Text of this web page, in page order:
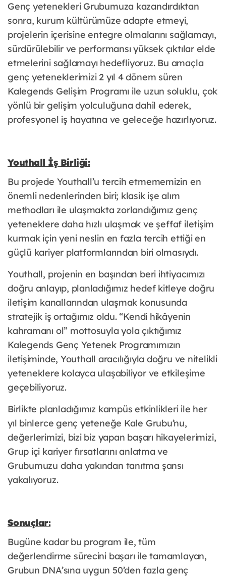
Genç yetenekleri Grubumuza kazandırdıktan
sonra, kurum kültürümüze adapte etmeyi,
projelerin içerisine entegre olmalarını sağlamayı,
sürdürülebilir ve performansı yüksek çıktılar elde
etmelerini sağlamayı hedefliyoruz. Bu amaçla
genç yeteneklerimizi 2 yıl 4 dönem süren
Kalegends Gelişim Programı ile uzun soluklu, çok
yönlü bir gelişim yolculuğuna dahil ederek,
profesyonel iş hayatına ve geleceğe hazırlıyoruz.
Youthall İş Birliği:
Bu projede Youthall’u tercih etmememizin en
önemli nedenlerinden biri; klasik işe alım
methodları ile ulaşmakta zorlandığımız genç
yeteneklere daha hızlı ulaşmak ve şeffaf iletişim
kurmak için yeni neslin en fazla tercih ettiği en
güçlü kariyer platformlarından biri olmasıydı.
Youthall, projenin en başından beri ihtiyacımızı
doğru anlayıp, planladığımız hedef kitleye doğru
iletişim kanallarından ulaşmak konusunda
stratejik iş ortağımız oldu. “Kendi hikâyenin
kahramanı ol” mottosuyla yola çıktığımız
Kalegends Genç Yetenek Programımızın
iletişiminde, Youthall aracılığıyla doğru ve nitelikli
yeteneklere kolayca ulaşabiliyor ve etkileşime
geçebiliyoruz.
Birlikte planladığımız kampüs etkinlikleri ile her
yıl binlerce genç yeteneğe Kale Grubu’nu,
değerlerimizi, bizi biz yapan başarı hikayelerimizi,
Grup içi kariyer fırsatlarını anlatma ve
Grubumuzu daha yakından tanıtma şansı
yakalıyoruz.
Sonuçlar:
Bugüne kadar bu program ile, tüm
değerlendirme sürecini başarı ile tamamlayan,
Grubun DNA’sına uygun 50’den fazla genç